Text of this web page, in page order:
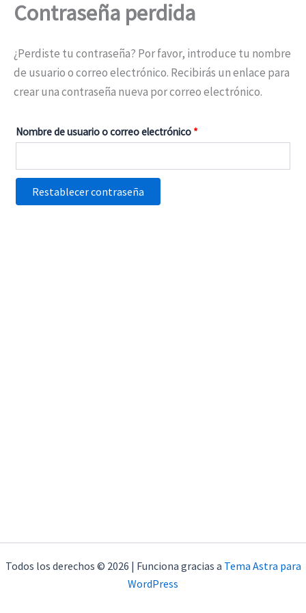
contenido
Contraseña perdida
¿Perdiste tu contraseña? Por favor, introduce tu nombre
de usuario o correo electrónico. Recibirás un enlace para
crear una contraseña nueva por correo electrónico.
Nombre de usuario o correo electrónico *
Restablecer contraseña
Todos los derechos © 2026 | Funciona gracias a Tema Astra para
WordPress